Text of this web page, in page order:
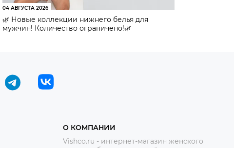
04 АВГУСТА 2026
🌿 Новые коллекции нижнего белья для
мужчин! Количество ограничено!🌿
О КОМПАНИИ
Vishco.ru - интернет-магазин женского